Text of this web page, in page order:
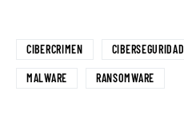
CIBERCRIMEN CIBERSEGURIDAD
MALWARE RANSOMWARE